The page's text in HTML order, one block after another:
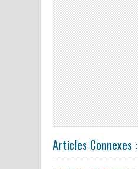
Articles Connexes :